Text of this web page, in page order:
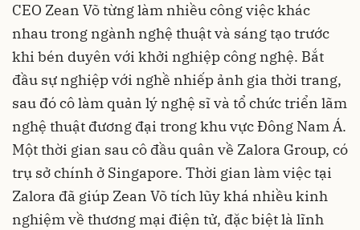
CEO Zean Võ từng làm nhiều công việc khác
nhau trong ngành nghệ thuật và sáng tạo trước
khi bén duyên với khởi nghiệp công nghệ. Bắt
đầu sự nghiệp với nghề nhiếp ảnh gia thời trang,
sau đó cô làm quản lý nghệ sĩ và tổ chức triển lãm
nghệ thuật đương đại trong khu vực Đông Nam Á.
Một thời gian sau cô đầu quân về Zalora Group, có
trụ sở chính ở Singapore. Thời gian làm việc tại
Zalora đã giúp Zean Võ tích lũy khá nhiều kinh
nghiệm về thương mại điện tử, đặc biệt là lĩnh